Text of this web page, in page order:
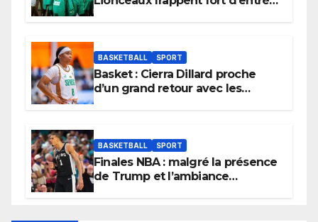
BASKETBALL SPORT
Basket : Cierra Dillard proche
d’un grand retour avec les
BASKETBALL SPORT
Finales NBA : malgré la présence
de Trump et l’ambiance